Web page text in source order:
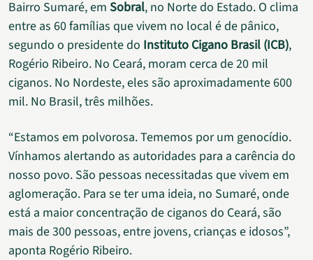
Bairro Sumaré, em Sobral, no Norte do Estado. O clima
entre as 60 famílias que vivem no local é de pânico,
segundo o presidente do Instituto Cigano Brasil (ICB),
Rogério Ribeiro. No Ceará, moram cerca de 20 mil
ciganos. No Nordeste, eles são aproximadamente 600
mil. No Brasil, três milhões.
“Estamos em polvorosa. Tememos por um genocídio.
Vínhamos alertando as autoridades para a carência do
nosso povo. São pessoas necessitadas que vivem em
aglomeração. Para se ter uma ideia, no Sumaré, onde
está a maior concentração de ciganos do Ceará, são
mais de 300 pessoas, entre jovens, crianças e idosos”,
aponta Rogério Ribeiro.